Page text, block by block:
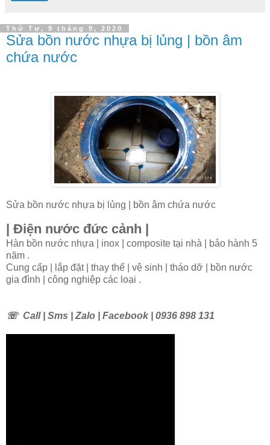
Thứ Tư, 9 tháng 9, 2020
Sửa bồn nước nhựa bị lủng | bồn âm
chứa nước
Sửa bồn nước nhựa bị lủng | bồn âm chứa nước
| Điện nước đức cảnh |
Hàn bồn nước nhựa | inox | composite tại nhà | bảo hành 5
năm .
Cung cấp | lắp đặt | thay thế | vệ sinh | tháo dỡ | bồn nước
gia đình | công nghiệp các loại .
☏ Call | Sms | Zalo | Facebook | 0936 898 131